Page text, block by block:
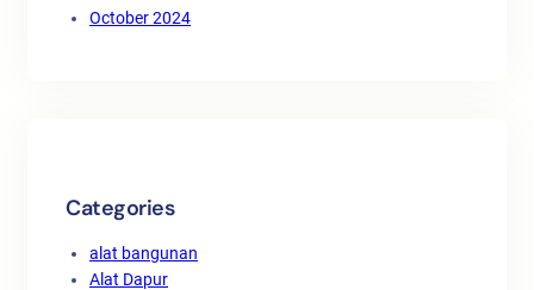
October 2024
Categories
alat bangunan
Alat Dapur